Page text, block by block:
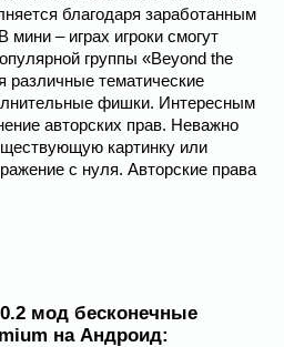
благодаря заработанным
– играх игроки смогут
группы «Beyond the
различные тематические
фишки. Интересным
авторских прав. Неважно
картинку или
с нуля. Авторские права
мод бесконечные
на Андроид: